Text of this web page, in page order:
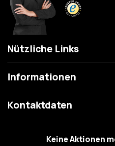
Nützliche Links
Informationen
Kontaktdaten
Keine Aktionen